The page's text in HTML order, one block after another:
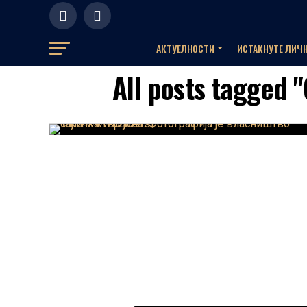
АКТУЕЛНOСТИ ИСТАКНУТЕ
All posts tagged